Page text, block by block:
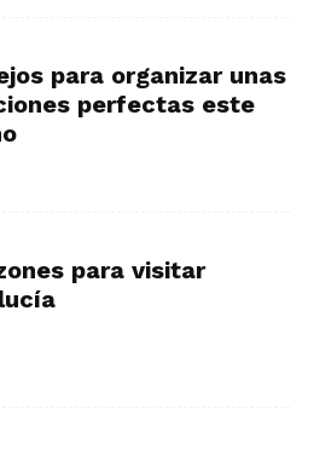
para organizar unas
perfectas este
para visitar